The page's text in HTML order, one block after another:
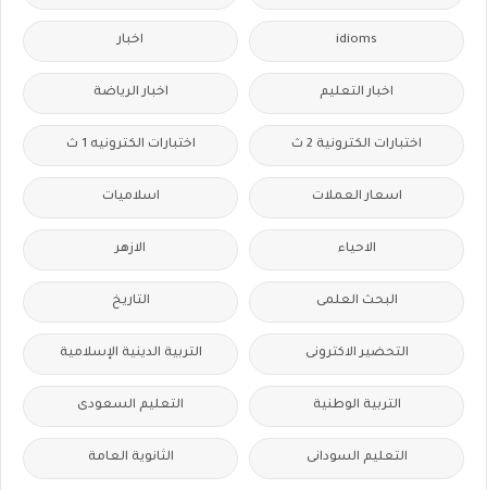
idioms اخبار
اخبار التعليم اخبار الرياضة
اختبارات الكترونية 2 ث اختبارات الكترونيه 1 ث
اسعار العملات اسلاميات
الاحياء الازهر
البحث العلمى التاريخ
التحضير الاكترونى التربية الدينية الإسلامية
التربية الوطنية التعليم السعودى
التعليم السودانى الثانوية العامة